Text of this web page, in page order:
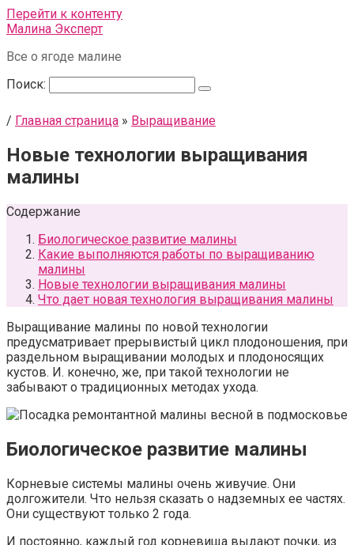
Перейти к контенту
Малина Эксперт
Все о ягоде малине
Поиск:
/ Главная страница » Выращивание
Новые технологии выращивания
малины
Содержание
Биологическое развитие малины
Какие выполняются работы по выращиванию
малины
Новые технологии выращивания малины
Что дает новая технология выращивания малины
Выращивание малины по новой технологии
предусматривает прерывистый цикл плодоношения, при
раздельном выращивании молодых и плодоносящих
кустов. И. конечно, же, при такой технологии не
забывают о традиционных методах ухода.
Биологическое развитие малины
Корневые системы малины очень живучие. Они
долгожители. Что нельзя сказать о надземных ее частях.
Они существуют только 2 года.
И постоянно, каждый год корневища выдают почки, из